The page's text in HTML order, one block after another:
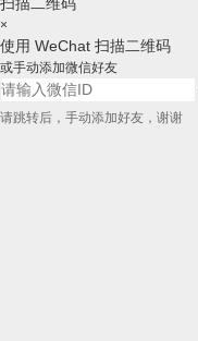
×
使用 WeChat 扫描二维码
或手动添加微信好友
请跳转后，手动添加好友，谢谢